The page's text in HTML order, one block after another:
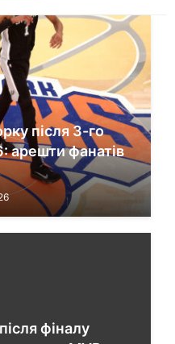
після 3-го
арешти фанатів
фіналу